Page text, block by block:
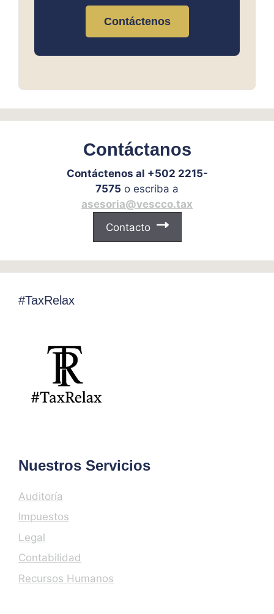
Contáctenos
Contáctanos
Contáctenos al +502 2215-
7575 o escriba a
asesoria@vescco.tax
Contacto
#TaxRelax
Nuestros Servicios
Auditoría
Impuestos
Legal
Contabilidad
Recursos Humanos